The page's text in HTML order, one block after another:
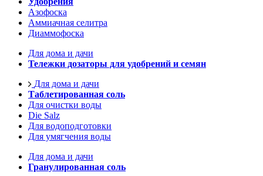
Азофоска
Аммиачная селитра
Диаммофоска
Для дома и дачи
Тележки дозаторы для удобрений и семян
Для дома и дачи
Таблетированная соль
Для очистки воды
Die Salz
Для водоподготовки
Для умягчения воды
Для дома и дачи
Гранулированная соль